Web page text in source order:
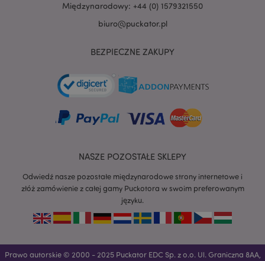
Międzynarodowy: +44 (0) 1579321550
biuro@puckator.pl
BEZPIECZNE ZAKUPY
NASZE POZOSTAŁE SKLEPY
Odwiedź nasze pozostałe międzynarodowe strony internetowe i
złóż zamówienie z całej gamy Puckotora w swoim preferowanym
języku.
Prawo autorskie © 2000 - 2025 Puckator EDC Sp. z o.o. Ul. Graniczna 8AA,
www.puckator.pl